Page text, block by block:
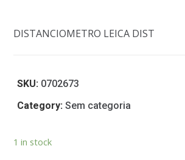
DISTANCIOMETRO LEICA DIST
SKU: 0702673
Category:Sem categoria
1 in stock